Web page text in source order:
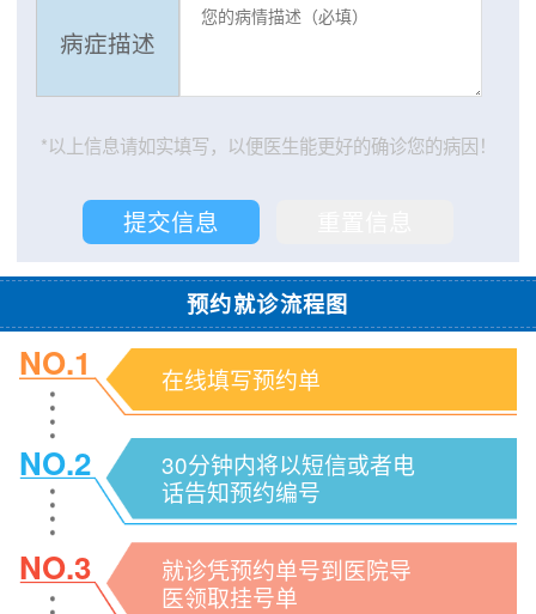
病症描述
*以上信息请如实填写，以便医生能更好的确诊您的病因！
预约就诊流程图
NO.1 在线填写预约单
NO.2
30分钟内将以短信或者电
话告知预约编号
NO.3
就诊凭预约单号到医院导
医领取挂号单